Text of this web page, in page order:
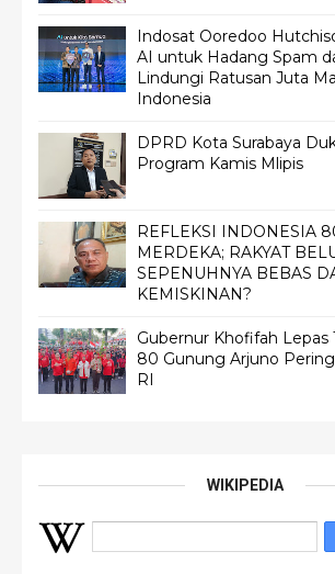
Indosat Ooredoo
AI untuk Hadang Spam
Lindungi Ratusan Juta
Indonesia
DPRD Kota Surabaya
Program Kamis Mlipis
REFLEKSI INDONESIA
MERDEKA; RAKYAT
SEPENUHNYA BEBAS
KEMISKINAN?
Gubernur Khofifah Lepas
80 Gunung Arjuno
RI
WIKIPEDIA